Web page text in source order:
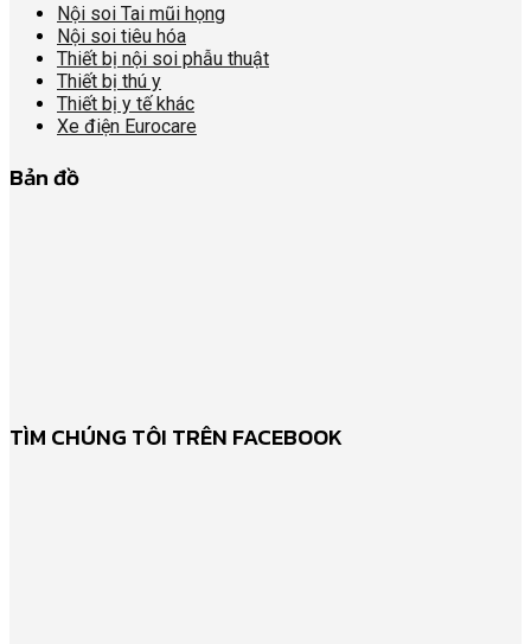
Nội soi Tai mũi họng
Nội soi tiêu hóa
Thiết bị nội soi phẫu thuật
Thiết bị thú y
Thiết bị y tế khác
Xe điện Eurocare
Bản đồ
TÌM CHÚNG TÔI TRÊN FACEBOOK